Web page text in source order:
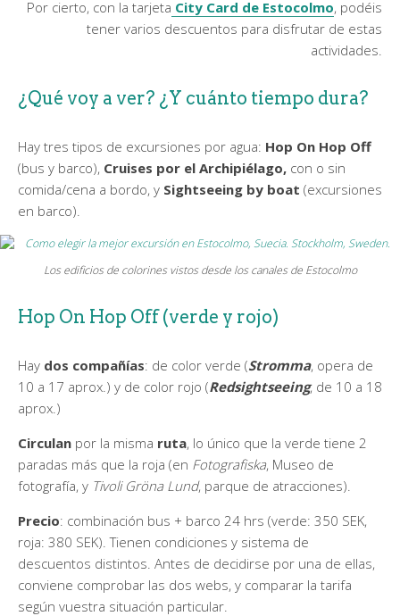
Por cierto, con la tarjeta City Card de Estocolmo, podéis
tener varios descuentos para disfrutar de estas
actividades.
¿Qué voy a ver? ¿Y cuánto tiempo dura?
Hay tres tipos de excursiones por agua: Hop On Hop Off
(bus y barco), Cruises por el Archipiélago, con o sin
comida/cena a bordo, y Sightseeing by boat (excursiones
en barco).
Los edificios de colorines vistos desde los canales de Estocolmo
Hop On Hop Off (verde y rojo)
Hay dos compañías: de color verde (Stromma, opera de
10 a 17 aprox.) y de color rojo (Redsightseeing, de 10 a 18
aprox.)
Circulan por la misma ruta, lo único que la verde tiene 2
paradas más que la roja (en Fotografiska, Museo de
fotografía, y Tivoli Gröna Lund, parque de atracciones).
Precio: combinación bus + barco 24 hrs (verde: 350 SEK,
roja: 380 SEK). Tienen condiciones y sistema de
descuentos distintos. Antes de decidirse por una de ellas,
conviene comprobar las dos webs, y comparar la tarifa
según vuestra situación particular.